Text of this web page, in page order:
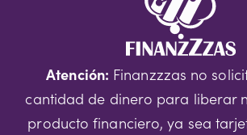
Atención: Finanzzzas no
cantidad de dinero para liberar
producto financiero, ya sea